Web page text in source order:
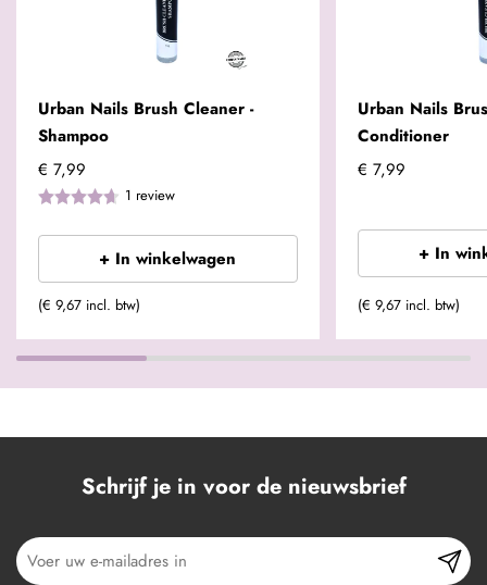
Urban Nails Brush Cleaner -
Shampoo
€ 7,99
1 review
+ In winkelwagen
(€ 9,67 incl. btw)
Urban Nails
Conditioner
€ 7,99
+ In
(€ 9,67 incl. btw)
Schrijf je in voor de nieuwsbrief